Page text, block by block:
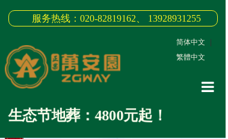
服务热线：020-82819162、 13928931255
简体中文
繁體中文
态节地葬：4800元起！